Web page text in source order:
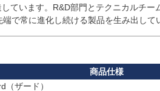
しています。R&D部門とテクニカルチー
で常に進化し続ける製品を生み出して